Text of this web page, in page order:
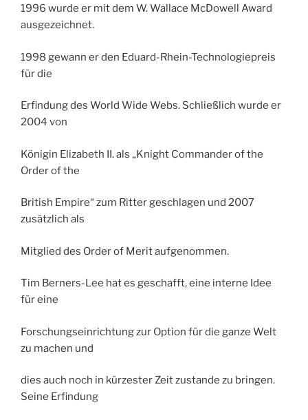
1996 wurde er mit dem W. Wallace McDowell Award
ausgezeichnet.
1998 gewann er den Eduard-Rhein-Technologiepreis
für die
Erfindung des World Wide Webs. Schließlich wurde er
2004 von
Königin Elizabeth II. als „Knight Commander of the
Order of the
British Empire“ zum Ritter geschlagen und 2007
zusätzlich als
Mitglied des Order of Merit aufgenommen.
Tim Berners-Lee hat es geschafft, eine interne Idee
für eine
Forschungseinrichtung zur Option für die ganze Welt
zu machen und
dies auch noch in kürzester Zeit zustande zu bringen.
Seine Erfindung